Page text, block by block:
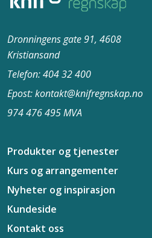
Dronningens gate 91, 4608
Kristiansand
Telefon: 404 32 400
Epost: kontakt@knifregnskap.no
974 476 495 MVA
Produkter og tjenester
Kurs og arrangementer
Nyheter og inspirasjon
Kundeside
Kontakt oss